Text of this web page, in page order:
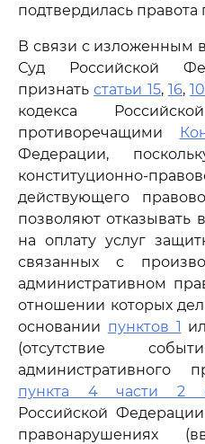
подтвердилась
В связи с изложенным
Суд Российской
признатьстатьи 15, 16,
кодекса
противоречащими
Федерации,
конституционно-
действующего
позволяют отказывать
на оплату услуг
связанных с
административном
отношении которых
основании пунктов 1
(отсутствие
административного
пункта 4 части 2
Российской
правонарушениях